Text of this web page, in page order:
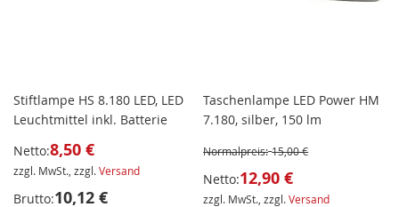
Stiftlampe HS 8.180 LED, LED
Leuchtmittel inkl. Batterie
Netto:8,50 €
zzgl. MwSt., zzgl.Versand
Brutto:10,12 €
Taschenlampe LED Power HM
7.180, silber, 150 lm
Normalpreis: 15,00 €
Netto:12,90 €
zzgl. MwSt., zzgl.Versand